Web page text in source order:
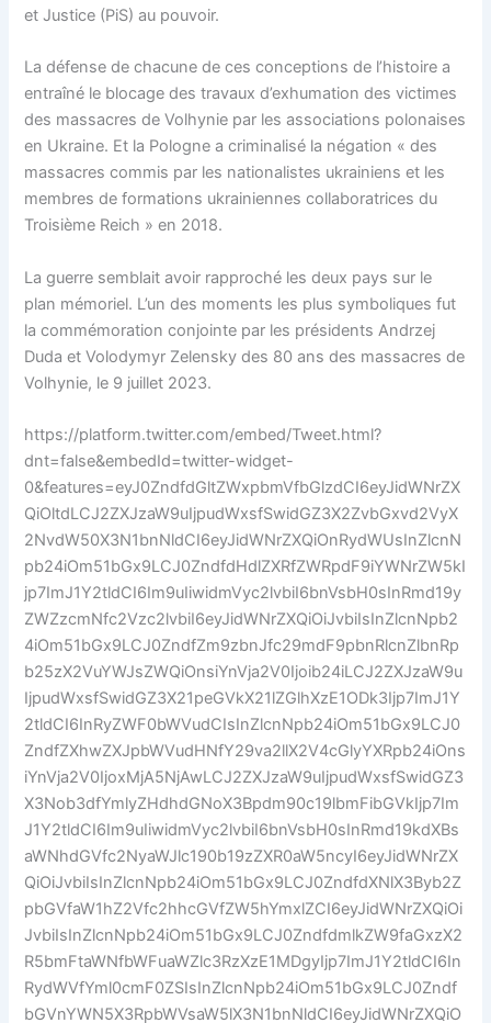
et Justice (PiS) au pouvoir.
La défense de chacune de ces conceptions de l’histoire a
entraîné le blocage des travaux d’exhumation des victimes
des massacres de Volhynie par les associations polonaises
en Ukraine. Et la Pologne a criminalisé la négation « des
massacres commis par les nationalistes ukrainiens et les
membres de formations ukrainiennes collaboratrices du
Troisième Reich » en 2018.
La guerre semblait avoir rapproché les deux pays sur le
plan mémoriel. L’un des moments les plus symboliques fut
la commémoration conjointe par les présidents Andrzej
Duda et Volodymyr Zelensky des 80 ans des massacres de
Volhynie, le 9 juillet 2023.
https://platform.twitter.com/embed/Tweet.html?
dnt=false&embedId=twitter-widget-
0&features=eyJ0ZndfdGltZWxpbmVfbGlzdCI6eyJidWNrZX
QiOltdLCJ2ZXJzaW9uIjpudWxsfSwidGZ3X2ZvbGxvd2VyX
2NvdW50X3N1bnNldCI6eyJidWNrZXQiOnRydWUsInZlcnN
pb24iOm51bGx9LCJ0ZndfdHdlZXRfZWRpdF9iYWNrZW5kI
jp7ImJ1Y2tldCI6Im9uIiwidmVyc2lvbiI6bnVsbH0sInRmd19y
ZWZzcmNfc2Vzc2lvbiI6eyJidWNrZXQiOiJvbiIsInZlcnNpb2
4iOm51bGx9LCJ0ZndfZm9zbnJfc29mdF9pbnRlcnZlbnRp
b25zX2VuYWJsZWQiOnsiYnVja2V0Ijoib24iLCJ2ZXJzaW9u
IjpudWxsfSwidGZ3X21peGVkX21lZGlhXzE1ODk3Ijp7ImJ1Y
2tldCI6InRyZWF0bWVudCIsInZlcnNpb24iOm51bGx9LCJ0
ZndfZXhwZXJpbWVudHNfY29va2llX2V4cGlyYXRpb24iOns
iYnVja2V0IjoxMjA5NjAwLCJ2ZXJzaW9uIjpudWxsfSwidGZ3
X3Nob3dfYmlyZHdhdGNoX3Bpdm90c19lbmFibGVkIjp7Im
J1Y2tldCI6Im9uIiwidmVyc2lvbiI6bnVsbH0sInRmd19kdXBs
aWNhdGVfc2NyaWJlc190b19zZXR0aW5ncyI6eyJidWNrZX
QiOiJvbiIsInZlcnNpb24iOm51bGx9LCJ0ZndfdXNlX3Byb2Z
pbGVfaW1hZ2Vfc2hhcGVfZW5hYmxlZCI6eyJidWNrZXQiOi
JvbiIsInZlcnNpb24iOm51bGx9LCJ0ZndfdmlkZW9faGxzX2
R5bmFtaWNfbWFuaWZlc3RzXzE1MDgyIjp7ImJ1Y2tldCI6In
RydWVfYml0cmF0ZSIsInZlcnNpb24iOm51bGx9LCJ0Zndf
bGVnYWN5X3RpbWVsaW5lX3N1bnNldCI6eyJidWNrZXQiO